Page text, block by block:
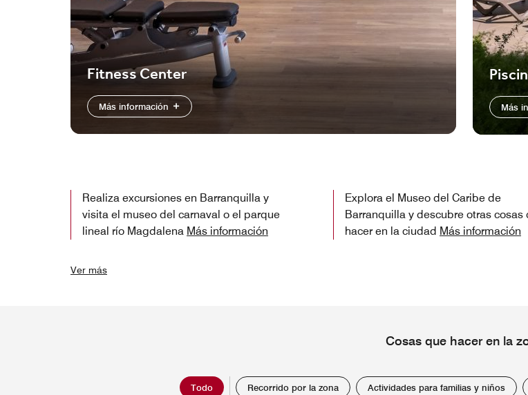
Fitness Center
Más información Más
Realiza excursiones en Barranquilla y
visita el museo del carnaval o el parque
lineal río Magdalena Más información
Explora el Museo del Caribe de
Barranquilla y descubre otras cosas
hacer en la ciudad Más información
Ver más
Cosas que hacer en la
Todo Recorrido por la zona Actividades para familias y niños